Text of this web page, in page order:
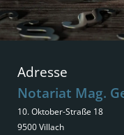
Adresse
Notariat Mag.
10. Oktober-Straße 18
9500 Villach